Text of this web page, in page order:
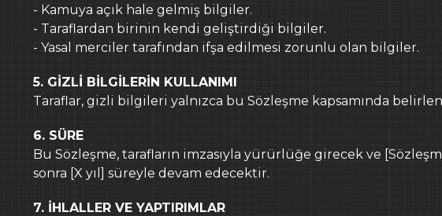
- Kamuya açık hale gelmiş bilgiler.
- Taraflardan birinin kendi geliştirdiği bilgiler.
- Yasal merciler tarafından ifşa edilmesi zorunlu olan bilgiler.
5. GİZLİ BİLGİLERİN KULLANIMI
Taraflar, gizli bilgileri yalnızca bu Sözleşme kapsamında
6. SÜRE
Bu Sözleşme, tarafların imzasıyla yürürlüğe girecek ve
sonra [X yıl] süreyle devam edecektir.
7. İHLALLER VE YAPTIRIMLAR